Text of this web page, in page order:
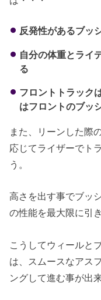
反発性があるブッ
自分の体重とライ
る
フロントトラック
はフロントのブッ
また、リーンした際
応じてライザーでト
う。
高さを出す事でブッ
の性能を最大限に引
こうしてウィールと
は、スムースなアス
ングして進む事が出